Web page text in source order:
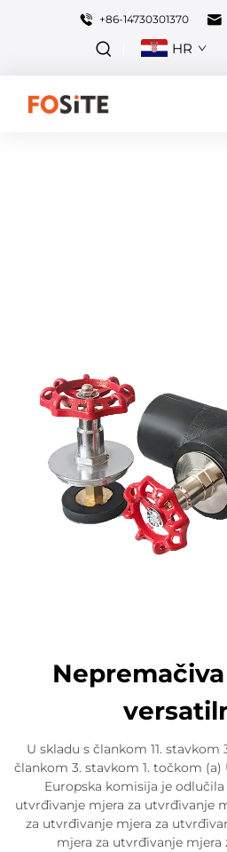
+86-14730301370
HR
U skladu s člankom 11. stavkom
člankom 3. stavkom 1. točkom (a)
Europska komisija je
utvrđivanje mjera za utvrđivanje
za utvrđivanje mjera za
mjera za utvrđivanje